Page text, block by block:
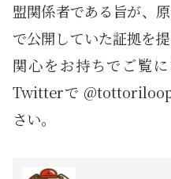
盟関係者である旨が、
で公開していた証拠を
関心をお持ちでご覧
Twitterで
さい。